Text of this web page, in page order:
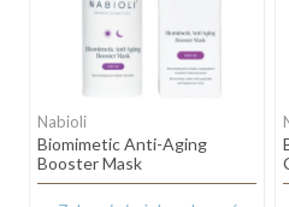
Nabioli
Biomimetic Anti-Aging
Booster Mask